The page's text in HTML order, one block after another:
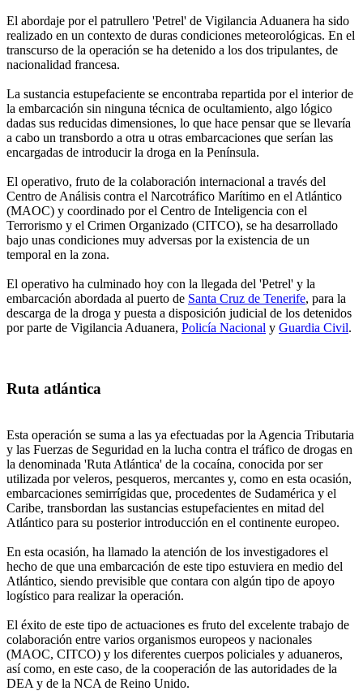
El abordaje por el patrullero 'Petrel' de Vigilancia Aduanera ha sido
realizado en un contexto de duras condiciones meteorológicas. En el
transcurso de la operación se ha detenido a los dos tripulantes, de
nacionalidad francesa.
La sustancia estupefaciente se encontraba repartida por el interior de
la embarcación sin ninguna técnica de ocultamiento, algo lógico
dadas sus reducidas dimensiones, lo que hace pensar que se llevaría
a cabo un transbordo a otra u otras embarcaciones que serían las
encargadas de introducir la droga en la Península.
El operativo, fruto de la colaboración internacional a través del
Centro de Análisis contra el Narcotráfico Marítimo en el Atlántico
(MAOC) y coordinado por el Centro de Inteligencia con el
Terrorismo y el Crimen Organizado (CITCO), se ha desarrollado
bajo unas condiciones muy adversas por la existencia de un
temporal en la zona.
El operativo ha culminado hoy con la llegada del 'Petrel' y la
embarcación abordada al puerto de Santa Cruz de Tenerife, para la
descarga de la droga y puesta a disposición judicial de los detenidos
por parte de Vigilancia Aduanera, Policía Nacional y Guardia Civil.
Ruta atlántica
Esta operación se suma a las ya efectuadas por la Agencia Tributaria
y las Fuerzas de Seguridad en la lucha contra el tráfico de drogas en
la denominada 'Ruta Atlántica' de la cocaína, conocida por ser
utilizada por veleros, pesqueros, mercantes y, como en esta ocasión,
embarcaciones semirrígidas que, procedentes de Sudamérica y el
Caribe, transbordan las sustancias estupefacientes en mitad del
Atlántico para su posterior introducción en el continente europeo.
En esta ocasión, ha llamado la atención de los investigadores el
hecho de que una embarcación de este tipo estuviera en medio del
Atlántico, siendo previsible que contara con algún tipo de apoyo
logístico para realizar la operación.
El éxito de este tipo de actuaciones es fruto del excelente trabajo de
colaboración entre varios organismos europeos y nacionales
(MAOC, CITCO) y los diferentes cuerpos policiales y aduaneros,
así como, en este caso, de la cooperación de las autoridades de la
DEA y de la NCA de Reino Unido.